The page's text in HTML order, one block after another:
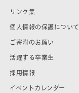
リンク集
個人情報の保護について
ご寄附のお願い
活躍する卒業生
採用情報
イベントカレンダー